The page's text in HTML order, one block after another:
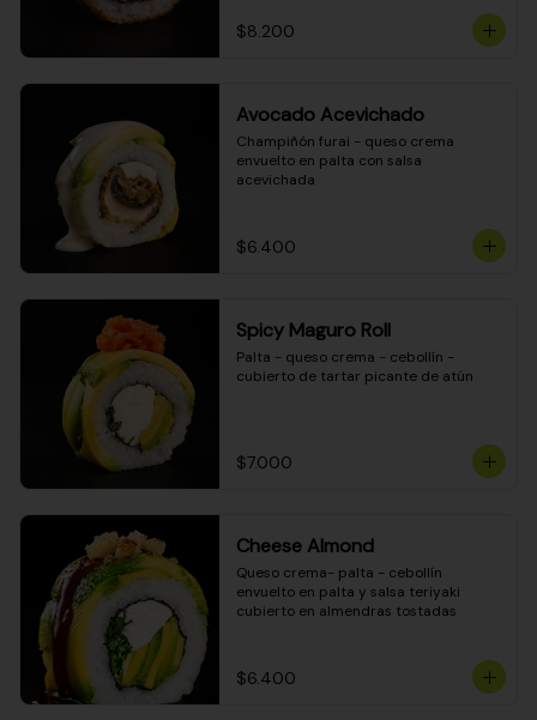
$8.200
Avocado Acevichado
Champiñón furai - queso crema
envuelto en palta con salsa
acevichada
$6.400
Spicy Maguro Roll
Palta - queso crema - cebollín -
cubierto de tartar picante de atún
$7.000
Cheese Almond
Queso crema- palta - cebollín
envuelto en palta y salsa teriyaki
cubierto en almendras tostadas
$6.400